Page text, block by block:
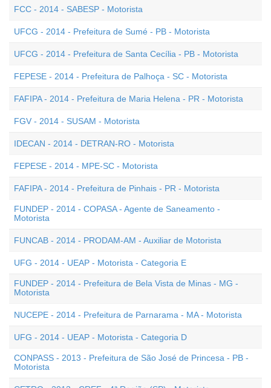
FCC - 2014 - SABESP - Motorista
UFCG - 2014 - Prefeitura de Sumé - PB - Motorista
UFCG - 2014 - Prefeitura de Santa Cecília - PB - Motorista
FEPESE - 2014 - Prefeitura de Palhoça - SC - Motorista
FAFIPA - 2014 - Prefeitura de Maria Helena - PR - Motorista
FGV - 2014 - SUSAM - Motorista
IDECAN - 2014 - DETRAN-RO - Motorista
FEPESE - 2014 - MPE-SC - Motorista
FAFIPA - 2014 - Prefeitura de Pinhais - PR - Motorista
FUNDEP - 2014 - COPASA - Agente de Saneamento -
Motorista
FUNCAB - 2014 - PRODAM-AM - Auxiliar de Motorista
UFG - 2014 - UEAP - Motorista - Categoria E
FUNDEP - 2014 - Prefeitura de Bela Vista de Minas - MG -
Motorista
NUCEPE - 2014 - Prefeitura de Parnarama - MA - Motorista
UFG - 2014 - UEAP - Motorista - Categoria D
CONPASS - 2013 - Prefeitura de São José de Princesa - PB -
Motorista